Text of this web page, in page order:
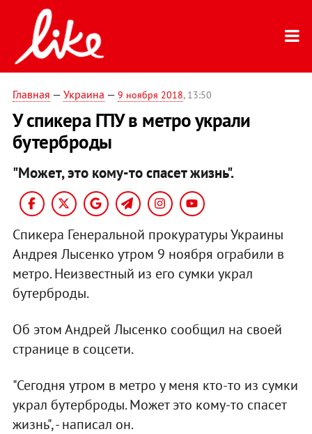
Главная — Украина — 9 ноября 2018, 13:50
У спикера ГПУ в метро украли
бутерброды
"Может, это кому-то спасет жизнь".
Спикера Генеральной прокуратуры Украины
Андрея Лысенко утром 9 ноября ограбили в
метро. Неизвестный из его сумки украл
бутерброды.
Об этом Андрей Лысенко сообщил на своей
странице в соцсети.
"Сегодня утром в метро у меня кто-то из сумки
украл бутерброды. Может это кому-то спасет
жизнь", - написал он.